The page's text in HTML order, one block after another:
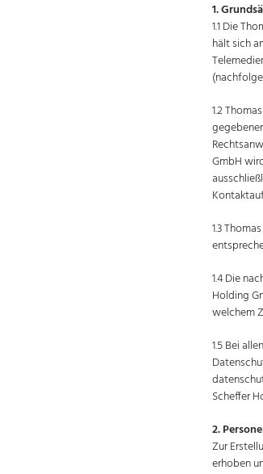
1.
1.1 Die
hält sich
1.2
GmbH
1.3
1.4 Die
Holding
welchem
1.5 Bei
Scheffer
2.
Zur
erhoben